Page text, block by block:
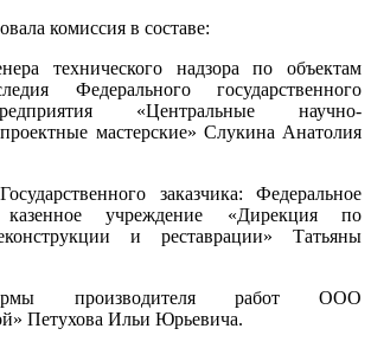
комиссия в составе:
технического надзора по объектам
Федерального государственного
«Центральные научно-
мастерские» Слукина Анатолия
заказчика: Федеральное
казенное учреждение «Дирекция по
и реставрации» Татьяны
производителя работ ООО
Петухова Ильи Юрьевича.